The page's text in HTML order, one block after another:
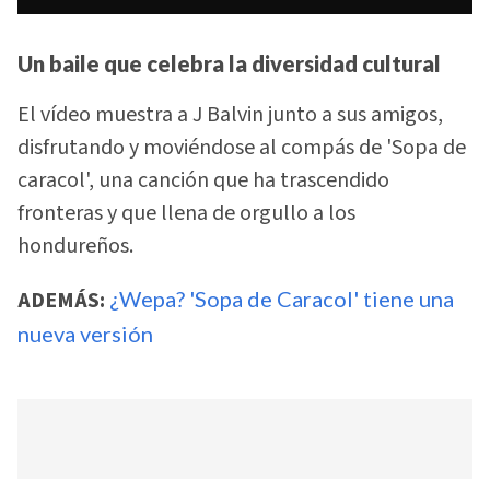
Un baile que celebra la diversidad cultural
El vídeo muestra a J Balvin junto a sus amigos,
disfrutando y moviéndose al compás de 'Sopa de
caracol', una canción que ha trascendido
fronteras y que llena de orgullo a los
hondureños.
ADEMÁS: ¿Wepa? 'Sopa de Caracol' tiene una
nueva versión